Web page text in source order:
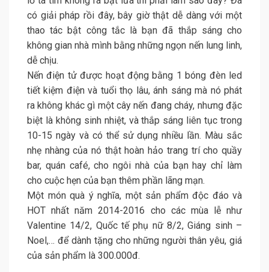
có giải pháp rồi đây, bây giờ thật dễ dàng với một
thao tác bật công tắc là bạn đã thắp sáng cho
không gian nhà mình bằng những ngọn nến lung linh,
dễ chịu.
Nến điện tử được hoạt động bằng 1 bóng đèn led
tiết kiệm điện và tuổi thọ lâu, ánh sáng mà nó phát
ra không khác gì một cây nến đang cháy, nhưng đặc
biệt là không sinh nhiệt, và thắp sáng liên tục trong
10-15 ngày và có thể sử dụng nhiều lần. Màu sắc
nhẹ nhàng của nó thật hoàn hảo trang trí cho quầy
bar, quán café, cho ngôi nhà của bạn hay chỉ làm
cho cuộc hẹn của bạn thêm phần lãng mạn.
Một món quà ý nghĩa, một sản phẩm độc đáo và
HOT nhất năm 2014-2016 cho các mùa lễ như
Valentine 14/2, Quốc tế phụ nữ 8/2, Giáng sinh –
Noel,… để dành tặng cho những người thân yêu, giá
của sản phẩm là 300.000đ.